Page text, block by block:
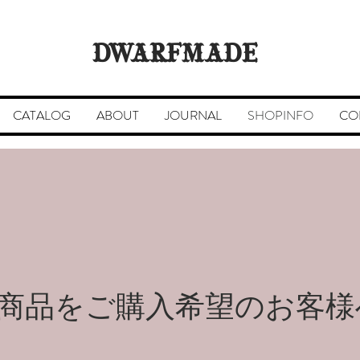
DWARFMADE
CATALOG ABOUT JOURNAL SHOPINFO
品をご購入希望のお客